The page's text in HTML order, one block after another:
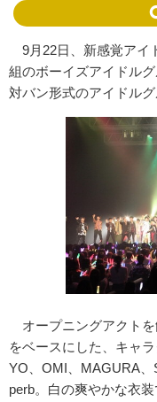
9月22日、新感覚アイ
組のボーイズアイドル
対バン形式のアイドル
オープニングアクト
をベースにした、キャ
YO、OMI、MAGURA
perb。白の爽やかな衣